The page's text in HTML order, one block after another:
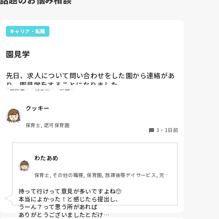
キャリア・転職
園見学
先日、求人について問い合わせをした園から連絡があ
り、園見学をすることになりました。
私としては求人に応募したという認識ですが、『園見
物について質問しましたが、見学なので特にありませ
んとのこと
このような場合は本当に見学だけで終了なのでしょう
それとも、やはり履歴書や職務経歴書を持参した方が
良いのでしょうか？
履歴書 持ち物 転職
クッキー
保育士, 認可保育園
1 ・ 1日前
わたあめ
保育士, その他の職種, 保育園, 放課後等デイサービス, 児童
持って行けって意見が多いですよね🥺
本当によかった！と感じたら提出し、
うーん？って思う所があれば
ありがとうございましたとだけ